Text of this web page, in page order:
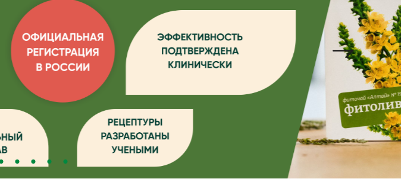
Подарочные наборы
БАД «Мумичага®»